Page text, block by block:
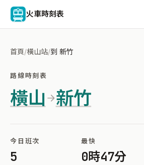
火車時刻表
首頁/橫山站/到 新竹
路線時刻表
橫山 新竹
今日班次
5
最快
0時47分